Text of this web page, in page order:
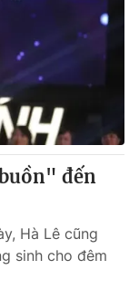
đến
Hà Lê cũng
sinh cho đêm